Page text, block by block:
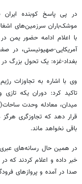
در پی پاسخ کوبنده
موشک‌باران سرزمین‌های
با اعلام ادامه حضور
آمریکایی-صهیونیستی، در
بغداد-غزه: یک تحول بزرگ
وی با اشاره به تجاوزات
تاکید کرد: دوران یکه
میدان، معادله وحدت
قرار دهد که تجاوزگری
باقی نخواهد ماند.
در همین حال رسانه‌های
صدا در آمده و پروازهای